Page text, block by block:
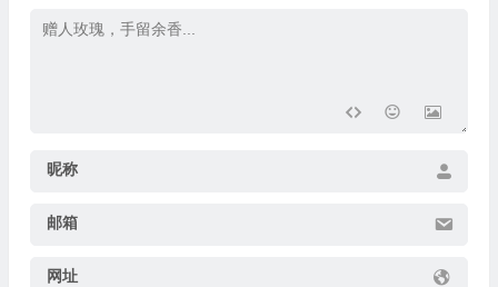
昵称
邮箱
网址